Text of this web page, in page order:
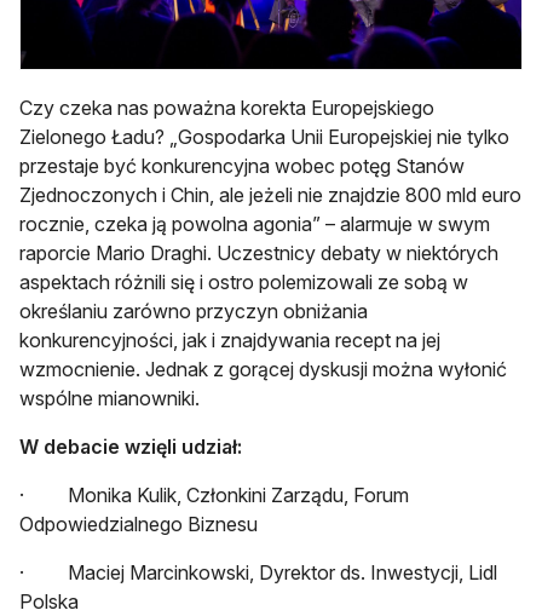
Czy czeka nas poważna korekta Europejskiego
Zielonego Ładu? „Gospodarka Unii Europejskiej nie tylko
przestaje być konkurencyjna wobec potęg Stanów
Zjednoczonych i Chin, ale jeżeli nie znajdzie 800 mld euro
rocznie, czeka ją powolna agonia” – alarmuje w swym
raporcie Mario Draghi. Uczestnicy debaty w niektórych
aspektach różnili się i ostro polemizowali ze sobą w
określaniu zarówno przyczyn obniżania
konkurencyjności, jak i znajdywania recept na jej
wzmocnienie. Jednak z gorącej dyskusji można wyłonić
wspólne mianowniki.
W debacie wzięli udział:
· Monika Kulik, Członkini Zarządu, Forum
Odpowiedzialnego Biznesu
· Maciej Marcinkowski, Dyrektor ds. Inwestycji, Lidl
Polska